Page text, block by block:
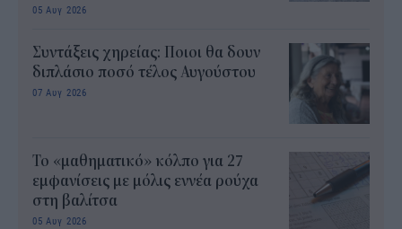
05 Αυγ 2026
Συντάξεις χηρείας: Ποιοι θα δουν
διπλάσιο ποσό τέλος Αυγούστου
07 Αυγ 2026
Το «μαθηματικό» κόλπο για 27
εμφανίσεις με μόλις εννέα ρούχα
στη βαλίτσα
05 Αυγ 2026